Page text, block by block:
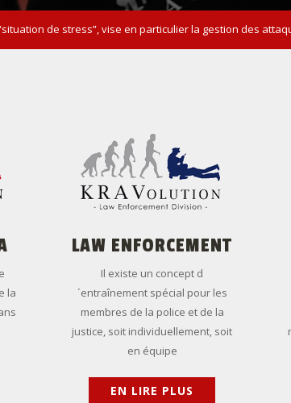
de stress”, vise en particulier la gestion des
la
LAW ENFORCEMENT
Il existe un concept d
´entraînement spécial pour les
membres de la police et de la
justice, soit individuellement, soit
en équipe
EN LIRE PLUS